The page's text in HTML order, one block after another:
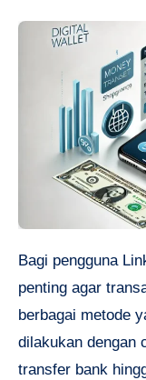
Bagi pengguna LinkAja, isi saldo mudah adalah hal
penting agar
berbagai metode
dilakukan dengan
transfer bank